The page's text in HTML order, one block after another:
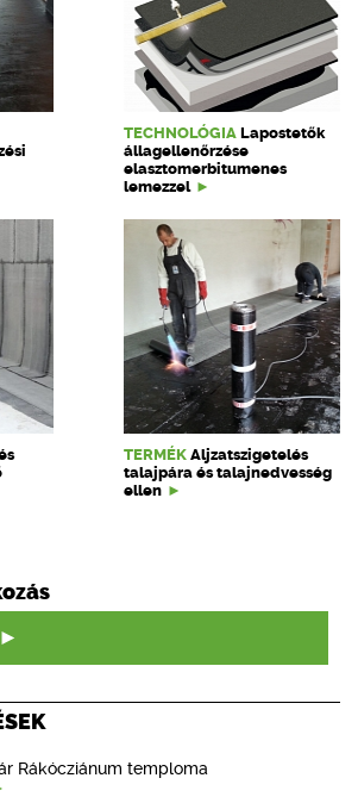
TECHNOLÓGIA Lapostetők
állagellenőrzése
elasztomerbitumenes
lemezzel
TERMÉK Aljzatszigetelés
talajpára és talajnedvesség
ellen
Rákócziánum temploma